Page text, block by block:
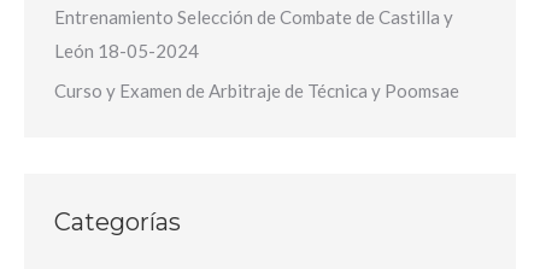
Entrenamiento Selección de Combate de Castilla y
León 18-05-2024
Curso y Examen de Arbitraje de Técnica y Poomsae
Categorías